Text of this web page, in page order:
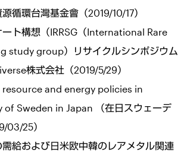
循環台灣基金會（2019/10/17）
ート構想（IRRSG（International Rare
study group）リサイクルシンポジウム
株式会社（2019/5/29）
resource and energy policies in
of Sweden in Japan （在日スウェーデ
03/25）
需給および日米欧中韓のレアメタル関連